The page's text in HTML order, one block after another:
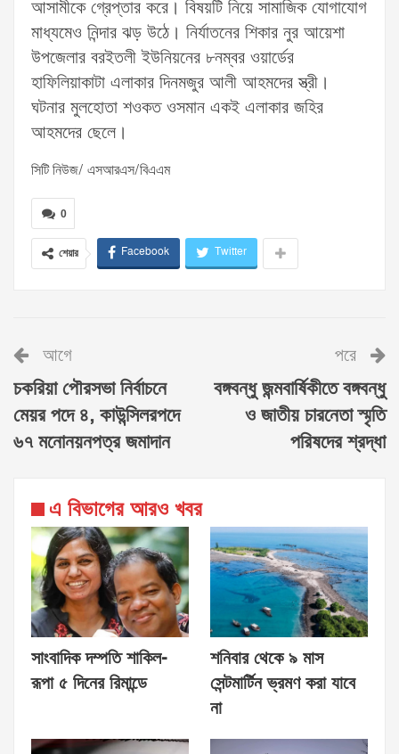
আসামীকে গ্রেপ্তার করে। বিষয়টি নিয়ে সামাজিক যোগাযোগ
মাধ্যমেও নিন্দার ঝড় উঠে। নির্যাতনের শিকার নুর আয়েশা
উপজেলার বরইতলী ইউনিয়নের ৮নম্বর ওয়ার্ডের
হাফিলিয়াকাটা এলাকার দিনমজুর আলী আহমদের স্ত্রী।
ঘটনার মুলহোতা শওকত ওসমান একই এলাকার জহির
আহমদের ছেলে।
সিটি নিউজ/ এসআরএস/বিএএম
0
শেয়ার Facebook Twitter
আগে
চকরিয়া পৌরসভা নির্বাচনে
মেয়র পদে ৪, কাউন্সিলরপদে
৬৭ মনোনয়নপত্র জমাদান
পরে
বঙ্গবন্ধু জন্মবার্ষিকীতে বঙ্গবন্ধু
ও জাতীয় চারনেতা স্মৃতি
পরিষদের শ্রদ্ধা
এ বিভাগের আরও খবর
সাংবাদিক দম্পতি শাকিল-
রূপা ৫ দিনের রিমান্ডে
শনিবার থেকে ৯ মাস
সেন্টমার্টিন ভ্রমণ করা যাবে
না